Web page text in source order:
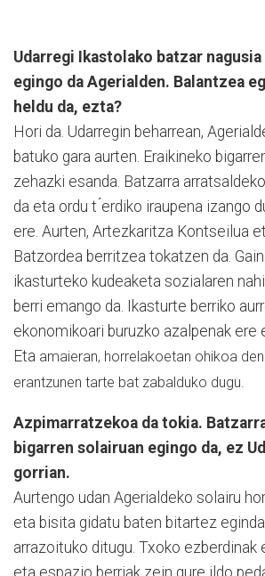
Udarregi Ikastolako batzar
egingo da Agerialden. Balantzea
heldu da, ezta?
Hori da. Udarregin beharrean,
batuko gara aurten. Eraikineko
zehazki esanda. Batzarra
da eta ordu t ́erdiko iraupena izango
ere. Aurten, Artezkaritza Kontseilua
Batzordea berritzea tokatzen da.
ikasturteko kudeaketa sozialaren
berri emango da. Ikasturte berriko
ekonomikoari buruzko azalpenak ere
Eta amaieran, horrelakoetan ohikoa
erantzunen tarte bat zabalduko dugu.
Azpimarratzekoa da tokia.
bigarren solairuan egingo da, ez
gorrian.
Aurtengo udan Agerialdeko solairu
eta bisita gidatu baten bitartez
arrazoituko ditugu. Txoko ezberdinak